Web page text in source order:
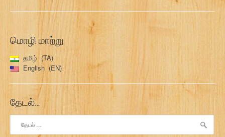
மொழி மாற்று
தமிழ்
TA
English
EN
தேடல்…
தேடு: